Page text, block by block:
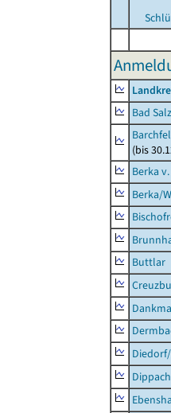
Bad
(bis
Berka
Berka/
Buttlar
Dippach